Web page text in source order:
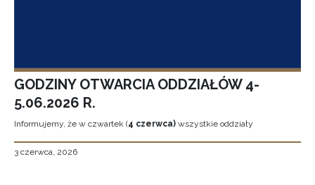
GODZINY OTWARCIA ODDZIAŁÓW 4-
5.06.2026 R.
Informujemy, że w czwartek (4 czerwca) wszystkie oddziały
3 czerwca, 2026